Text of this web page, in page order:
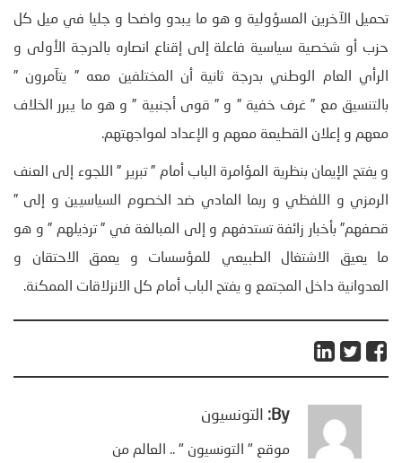
تحميل الآخرين المسؤولية و هو ما يبدو واضحا و جليا في ميل كل
حزب أو شخصية سياسية فاعلة إلى إقناع انصاره بالدرجة الأولى و
الرأي العام الوطني بدرجة ثانية أن المختلفين معه ” يتآمرون ”
بالتنسيق مع ” غرف خفية ” و ” قوى أجنبية ” و هو ما يبرر الخلاف
معهم و إعلان القطيعة معهم و الإعداد لمواجهتهم.
و يفتح الإيمان بنظرية المؤامرة الباب أمام ” تبرير ” اللجوء إلى العنف
الرمزي و اللفظي و ربما المادي ضد الخصوم السياسيين و إلى ”
قصفهم” بأخبار زائفة تستدفهم و إلى المبالغة في ” ترذيلهم ” و هو
ما يعيق الاشتغال الطبيعي للمؤسسات و يعمق الاحتقان و
العدوانية داخل المجتمع و يفتح الباب أمام كل الانزلاقات الممكنة.
By: التونسيون
موقع " التونسيون " .. العالم من